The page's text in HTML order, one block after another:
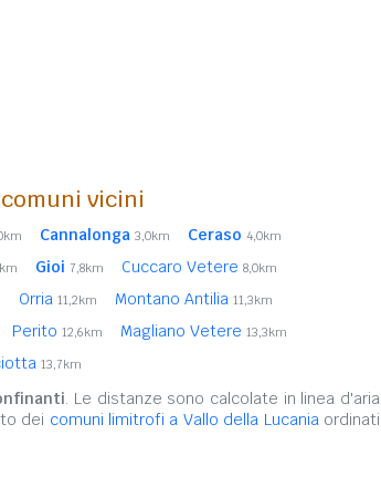
vicini
Cannalonga 3,0km Ceraso 4,0km
Gioi 7,8km Cuccaro Vetere 8,0km
Orria 11,2km Montano Antilia 11,3km
Perito 12,6km Magliano Vetere 13,3km
13,7km
. Le distanze sono calcolate in linea d'aria
dei comuni limitrofi a Vallo della Lucaniaordinati